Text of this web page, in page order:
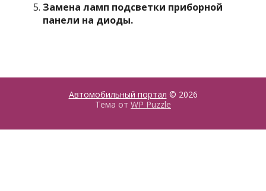
Замена ламп подсветки приборной
панели на диоды.
Автомобильный портал © 2026
Тема от WP Puzzle